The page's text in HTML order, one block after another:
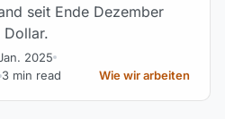
seit Ende Dezember
2025
3 min read Wie wir arbeiten